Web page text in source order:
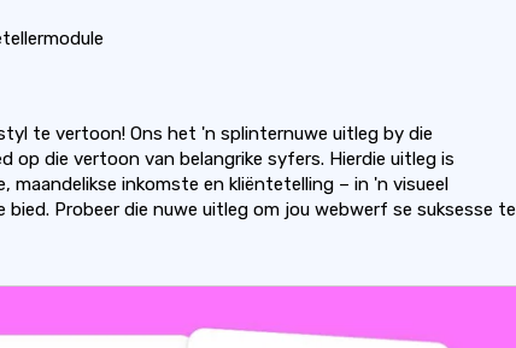
te vertoon! Ons het 'n splinternuwe uitleg by die
op die vertoon van belangrike syfers. Hierdie uitleg is
inkomste en kliëntetelling – in 'n visueel
Probeer die nuwe uitleg om jou webwerf se suksesse te